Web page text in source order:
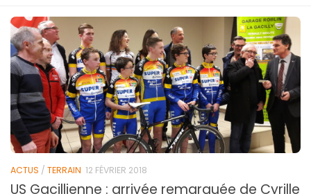
ACTUS / TERRAIN 12 FÉVRIER 2018
US Gacillienne : arrivée remarquée de Cyrille